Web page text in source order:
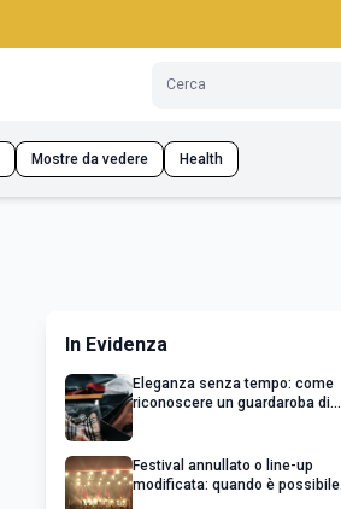
Mostre da vedere Health
In Evidenza
Eleganza senza tempo: come
riconoscere un guardaroba di
Festival annullato o line-up
modificata: quando è possibile